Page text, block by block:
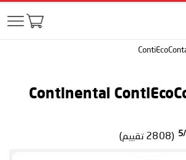
Continental
(2808 تقييم)